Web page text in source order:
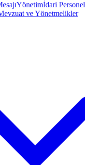
Yönetimİdari Personel
ve Yönetmelikler